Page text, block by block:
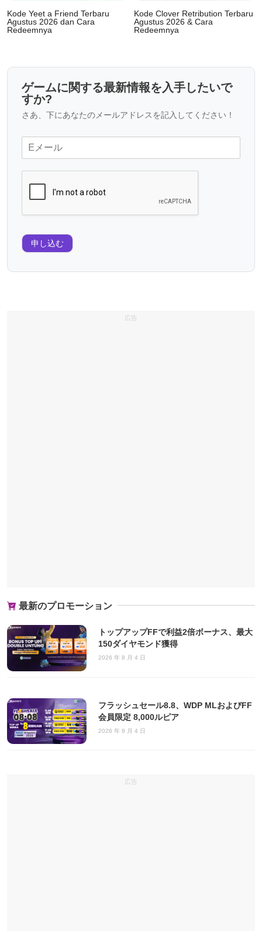
Kode Yeet a Friend Terbaru
Agustus 2026 dan Cara
Redeemnya
Kode Clover Retribution Terbaru
Agustus 2026 & Cara
Redeemnya
ゲームに関する最新情報を入手したいで
すか?
さあ、下にあなたのメールアドレスを記入してください！
申し込む
広告
最新のプロモーション
トップアップFFで利益2倍ボーナス、最大
150ダイヤモンド獲得
2026 年 8 月 4 日
フラッシュセール8.8、WDP MLおよびFF
会員限定 8,000ルピア
2026 年 8 月 4 日
広告